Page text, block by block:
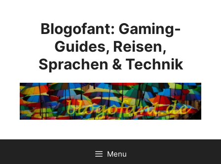
Blogofant: Gaming-
Guides, Reisen,
Sprachen & Technik
Menu